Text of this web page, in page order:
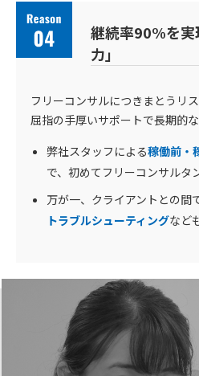
継続率90%を実
力」
フリーコンサルにつきまとうリ
屈指の手厚いサポートで長期的
弊社スタッフによる稼働前・
で、初めてフリーコンサルタ
万が一、クライアントとの間
トラブルシューティングなど